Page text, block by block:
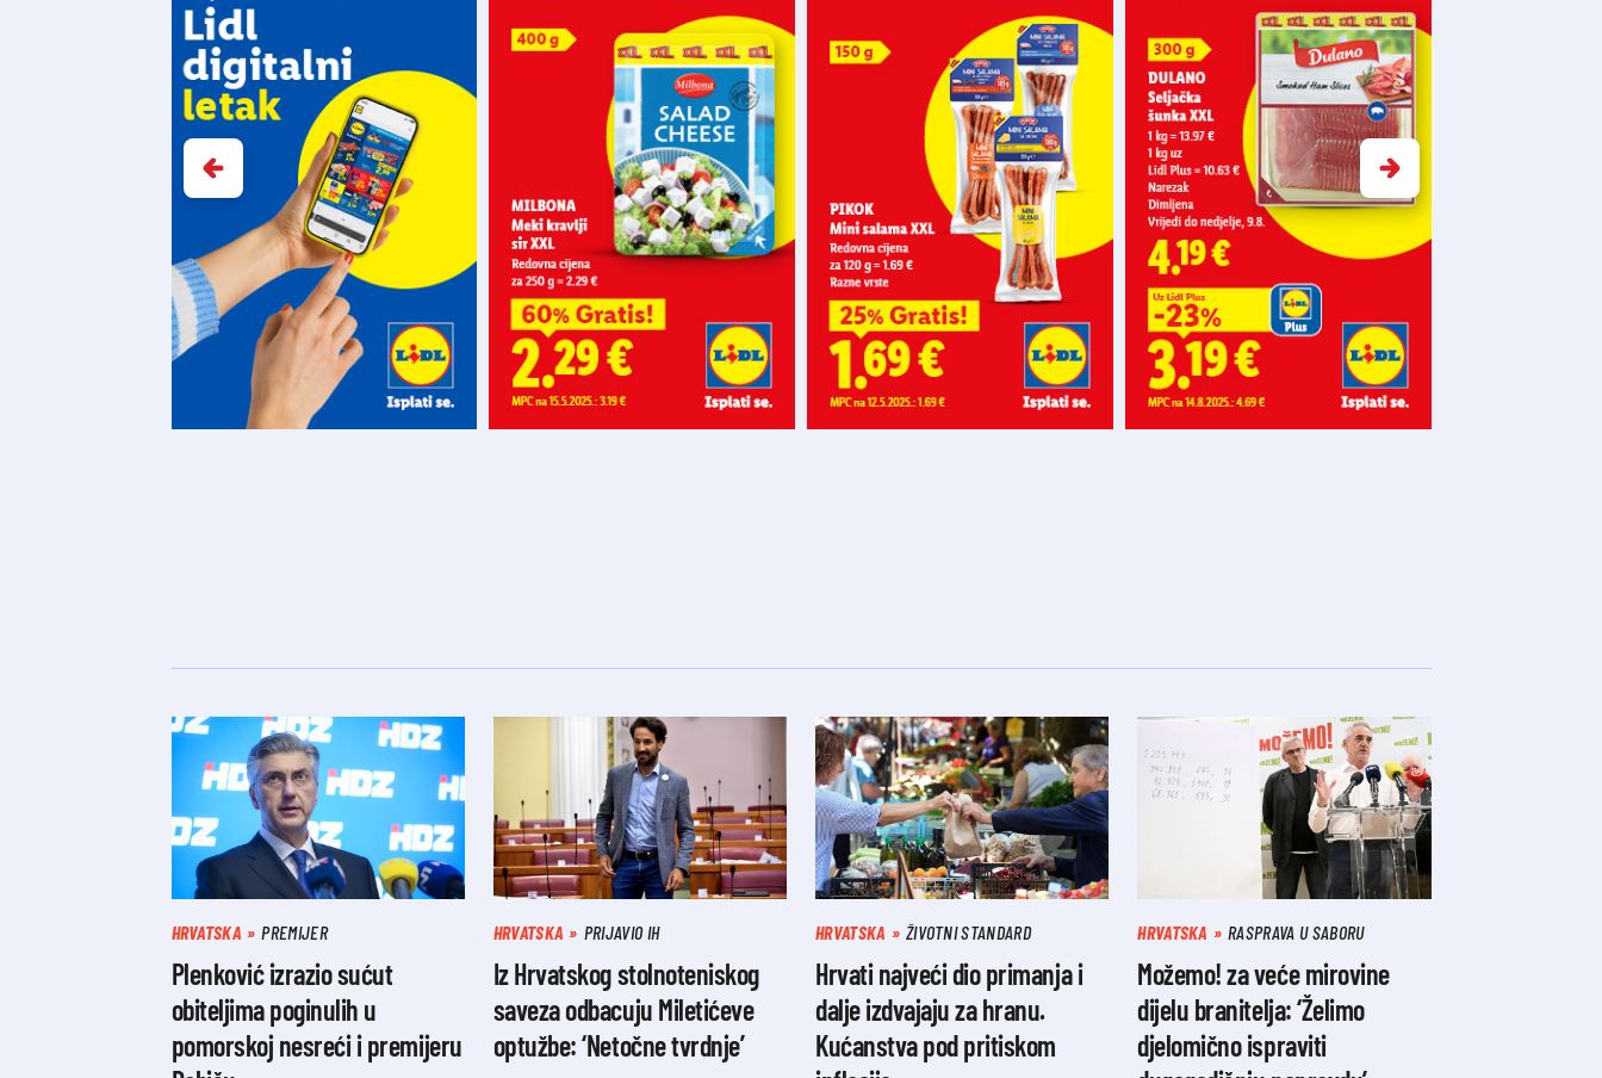
HRVATSKA PREMIJER
Plenković izrazio sućut
obiteljima poginulih u
pomorskoj nesreći i premijeru
HRVATSKA PRIJAVIO IH
Iz Hrvatskog stolnoteniskog
saveza odbacuju Miletićeve
optužbe: ‘Netočne tvrdnje’
HRVATSKA ŽIVOTNI STANDARD
Hrvati najveći dio primanja i
dalje izdvajaju za hranu.
Kućanstva pod pritiskom
HRVATSKA RASPRAVA U SABORU
Možemo! za veće mirovine
dijelu branitelja: ‘Želimo
djelomično ispraviti